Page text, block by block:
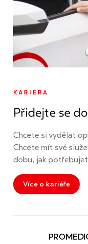
KARIÉRA
Přidejte se
Chcete si vydělat
Chcete mít své
dobu, jak
Více o kariéře